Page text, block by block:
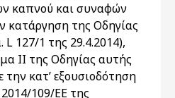
καπνού και συναφών
κατάργηση της Οδηγίας
127/1 της 29.4.2014),
ΙΙ της Οδηγίας αυτής
κατ’ εξουσιοδότηση
109/ΕΕ της